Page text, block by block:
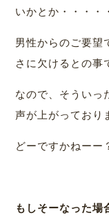
いかとか・・・・・
男性からのご要望
さに欠けるとの事
なので、そういっ
声が上がっており
どーですかねーー
もしそーなった場